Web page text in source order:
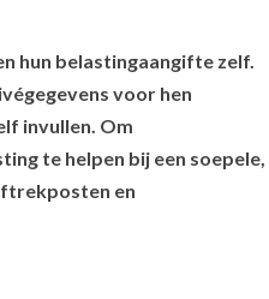
hun belastingaangifte zelf.
voor hen
invullen. Om
te helpen bij een soepele,
en